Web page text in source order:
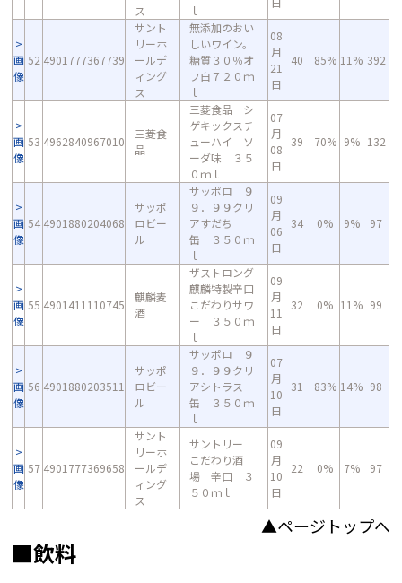
ス
ｌ
画
像
52 4901777367739
サント
リーホ
ールデ
ィング
ス
無添加のおい
しいワイン。
糖質３０％オ
フ白７２０ｍ
ｌ
08
月
21
日
40 85% 11% 392
画
像
53 4962840967010
三菱食
品
三菱食品 シ
ゲキックスチ
ューハイ ソ
ーダ味 ３５
０ｍｌ
07
月
08
日
39 70% 9% 132
画
像
54 4901880204068
サッポ
ロビー
ル
サッポロ ９
９．９９クリ
アすだち
缶 ３５０ｍ
ｌ
09
月
06
日
34 0% 9% 97
画
像
55 4901411110745
麒麟麦
酒
ザストロング
麒麟特製辛口
こだわりサワ
ー ３５０ｍ
ｌ
09
月
11
日
32 0% 11% 99
画
像
56 4901880203511
サッポ
ロビー
ル
サッポロ ９
９．９９クリ
アシトラス
缶 ３５０ｍ
ｌ
07
月
10
日
31 83% 14% 98
画
像
57 4901777369658
サント
リーホ
ールデ
ィング
ス
サントリー
こだわり酒
場 辛口 ３
５０ｍｌ
09
月
10
日
22 0% 7% 97
▲ページトップへ
■飲料